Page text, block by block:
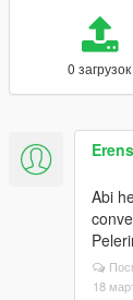
0 загрузок
Abi
18